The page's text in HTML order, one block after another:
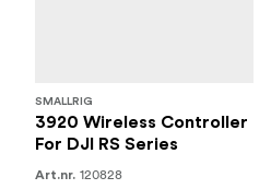
SMALLRIG
3920 Wireless Controller
For DJI RS Series
Art.nr. 120828